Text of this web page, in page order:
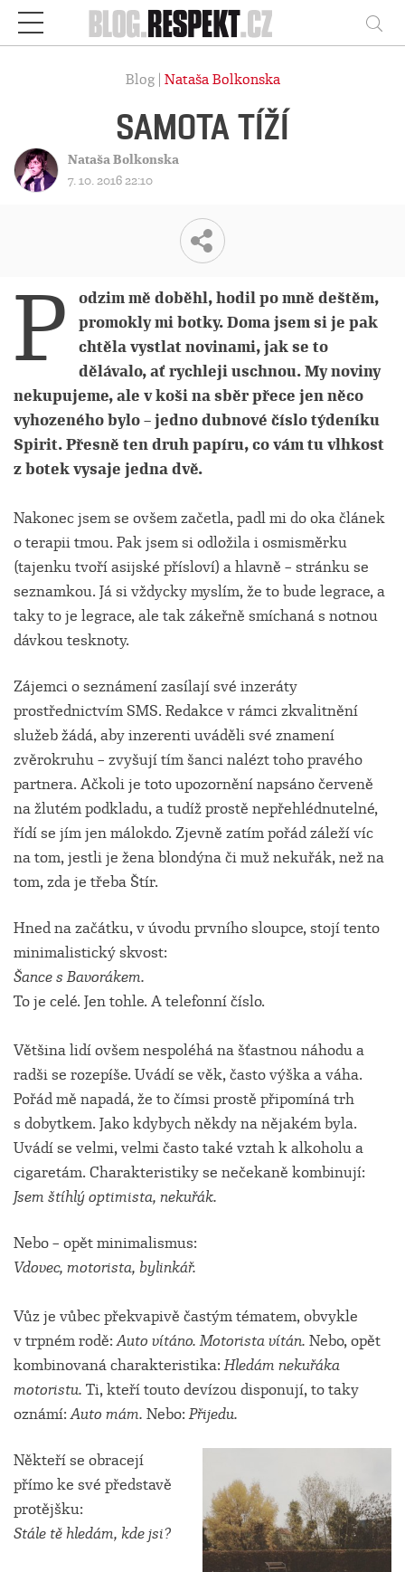
Respekt
Blog | Nataša Bolkonska
SAMOTA TÍŽÍ
Nataša Bolkonska
7. 10. 2016 22:10
P
odzim mě doběhl, hodil po mně deštěm,
promokly mi botky. Doma jsem si je pak
chtěla vystlat novinami, jak se to
dělávalo, ať rychleji uschnou. My noviny
nekupujeme, ale v koši na sběr přece jen něco
vyhozeného bylo – jedno dubnové číslo týdeníku
Spirit. Přesně ten druh papíru, co vám tu vlhkost
z botek vysaje jedna dvě.
Nakonec jsem se ovšem začetla, padl mi do oka článek
o terapii tmou. Pak jsem si odložila i osmisměrku
(tajenku tvoří asijské přísloví) a hlavně – stránku se
seznamkou. Já si vždycky myslím, že to bude legrace, a
taky to je legrace, ale tak zákeřně smíchaná s notnou
dávkou tesknoty.
Zájemci o seznámení zasílají své inzeráty
prostřednictvím SMS. Redakce v rámci zkvalitnění
služeb žádá, aby inzerenti uváděli své znamení
zvěrokruhu – zvyšují tím šanci nalézt toho pravého
partnera. Ačkoli je toto upozornění napsáno červeně
na žlutém podkladu, a tudíž prostě nepřehlédnutelné,
řídí se jím jen málokdo. Zjevně zatím pořád záleží víc
na tom, jestli je žena blondýna či muž nekuřák, než na
tom, zda je třeba Štír.
Hned na začátku, v úvodu prvního sloupce, stojí tento
minimalistický skvost:
Šance s Bavorákem.
To je celé. Jen tohle. A telefonní číslo.
Většina lidí ovšem nespoléhá na šťastnou náhodu a
radši se rozepíše. Uvádí se věk, často výška a váha.
Pořád mě napadá, že to čímsi prostě připomíná trh
s dobytkem. Jako kdybych někdy na nějakém byla.
Uvádí se velmi, velmi často také vztah k alkoholu a
cigaretám. Charakteristiky se nečekaně kombinují:
Jsem štíhlý optimista, nekuřák.
Nebo – opět minimalismus:
Vdovec, motorista, bylinkář.
Vůz je vůbec překvapivě častým tématem, obvykle
v trpném rodě:Auto vítáno. Motorista vítán. Nebo, opět
kombinovaná charakteristika:Hledám nekuřáka
motoristu. Ti, kteří touto devízou disponují, to taky
oznámí:Auto mám. Nebo:Přijedu.
Někteří se obracejí
přímo ke své představě
protějšku:
Stále tě hledám, kde jsi?